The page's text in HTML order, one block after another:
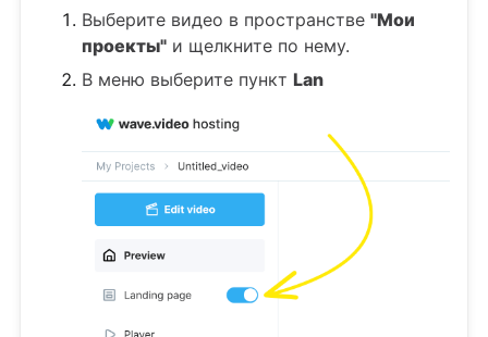
Выберите видео в пространстве "Мои
проекты" и щелкните по нему.
В меню выберите пункт Lan